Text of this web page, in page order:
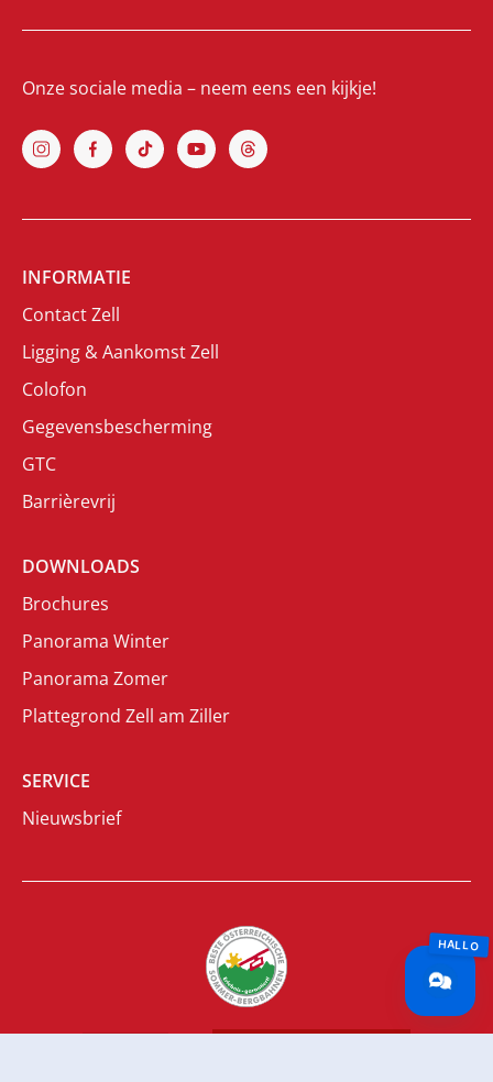
Onze sociale media – neem eens een kijkje!
INFORMATIE
Contact Zell
Ligging & Aankomst Zell
Colofon
Gegevensbescherming
GTC
Barrièrevrij
DOWNLOADS
Brochures
Panorama Winter
Panorama Zomer
Plattegrond Zell am Ziller
SERVICE
Nieuwsbrief